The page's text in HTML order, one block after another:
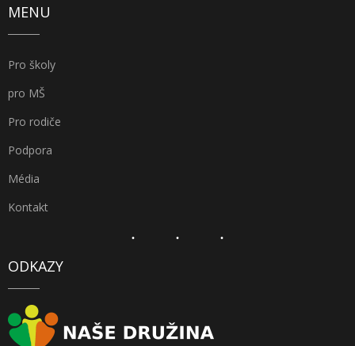
MENU
Pro školy
pro MŠ
Pro rodiče
Podpora
Média
Kontakt
ODKAZY